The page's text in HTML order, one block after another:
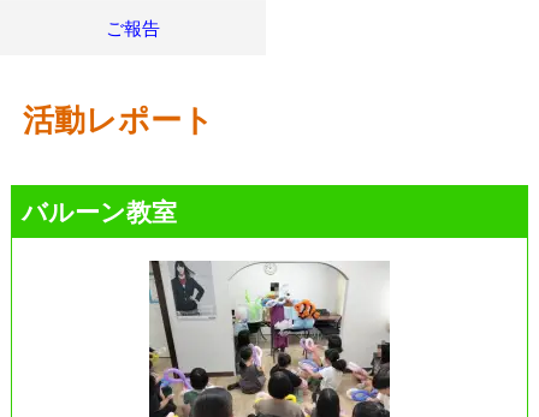
ご報告
活動レポート
バルーン教室